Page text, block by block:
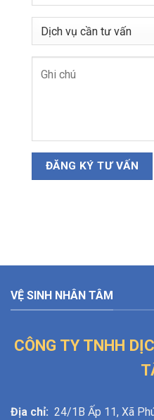
VỆ SINH NHÂN TÂM
CÔNG TY TNHH
Địa chỉ: 24/1B Ấp 11, Xã